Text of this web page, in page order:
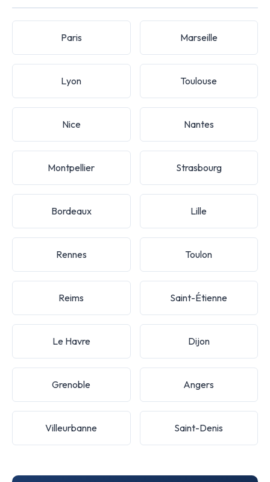
Paris Marseille
Lyon Toulouse
Nice Nantes
Montpellier Strasbourg
Bordeaux Lille
Rennes Toulon
Reims Saint-Étienne
Le Havre Dijon
Grenoble Angers
Villeurbanne Saint-Denis